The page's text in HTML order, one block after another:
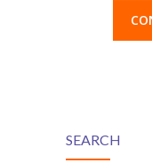
SEARCH